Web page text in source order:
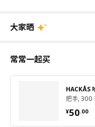
大家晒
常常一起买
HACKÅS
把手, 300
¥50.00
¥